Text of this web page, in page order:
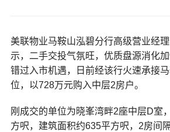
美联物业马鞍山泓碧分行高级营业经
示，二手交投气氛旺，优质盘源消化
错过入市机遇，日前经该行火速承接
位，以728万元购入中层2房户。
刚成交的单位为晓峯湾畔2座中层D室
方呎，建筑面积约635平方呎，2房间